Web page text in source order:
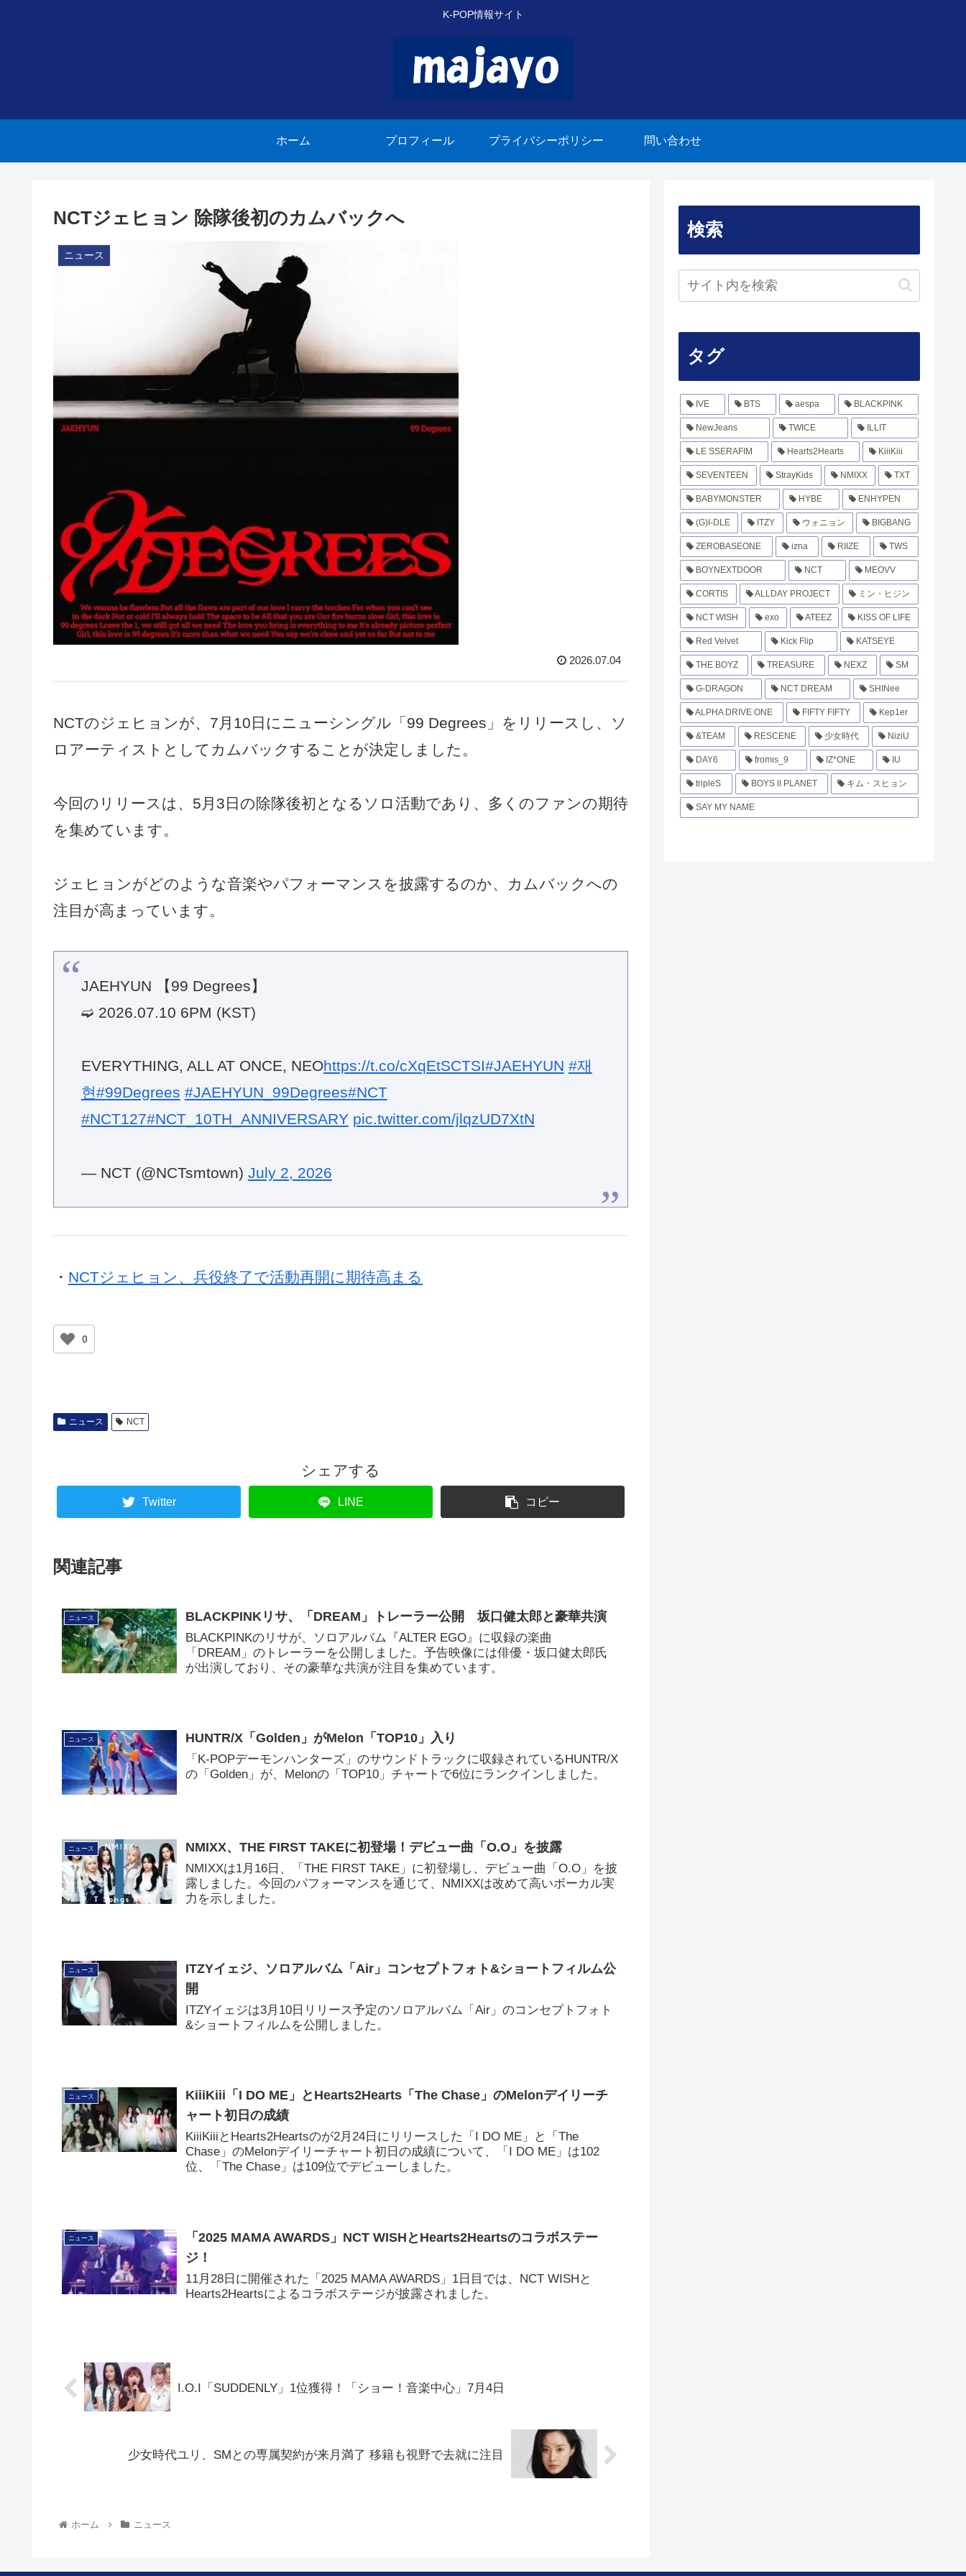
K-POP情報サイト
ホーム プロフィール プライバシーポリシー 問い合わせ
NCTジェヒョン 除隊後初のカムバックへ
ニュース
2026.07.04
NCTのジェヒョンが、7月10日にニューシングル「99 Degrees」をリリースし、ソ
ロアーティストとしてカムバックすることが決定しました。
今回のリリースは、5月3日の除隊後初となるソロ活動であり、多くのファンの期待
を集めています。
ジェヒョンがどのような音楽やパフォーマンスを披露するのか、カムバックへの
注目が高まっています。
JAEHYUN 【99 Degrees】
➫ 2026.07.10 6PM (KST)
EVERYTHING, ALL AT ONCE, NEOhttps://t.co/cXqEtSCTSI#JAEHYUN #재
현#99Degrees #JAEHYUN_99Degrees#NCT
#NCT127#NCT_10TH_ANNIVERSARY pic.twitter.com/jlqzUD7XtN
— NCT (@NCTsmtown) July 2, 2026
・ NCTジェヒョン、兵役終了で活動再開に期待高まる
0
ニュース NCT
シェアする
Twitter LINE コピー
関連記事
ニュース BLACKPINKリサ、「DREAM」トレーラー公開 坂口健太郎と豪華共演
BLACKPINKのリサが、ソロアルバム『ALTER EGO』に収録の楽曲
「DREAM」のトレーラーを公開しました。予告映像には俳優・坂口健太郎氏
が出演しており、その豪華な共演が注目を集めています。
ニュース HUNTR/X「Golden」がMelon「TOP10」入り
「K-POPデーモンハンターズ」のサウンドトラックに収録されているHUNTR/X
の「Golden」が、Melonの「TOP10」チャートで6位にランクインしました。
ニュース NMIXX、THE FIRST TAKEに初登場！デビュー曲「O.O」を披露
NMIXXは1月16日、「THE FIRST TAKE」に初登場し、デビュー曲「O.O」を披
露しました。今回のパフォーマンスを通じて、NMIXXは改めて高いボーカル実
力を示しました。
ニュース
ITZYイェジ、ソロアルバム「Air」コンセプトフォト&ショートフィルム公
開
ITZYイェジは3月10日リリース予定のソロアルバム「Air」のコンセプトフォト
&ショートフィルムを公開しました。
ニュース
KiiiKiii「I DO ME」とHearts2Hearts「The Chase」のMelonデイリーチ
ャート初日の成績
KiiiKiiiとHearts2Heartsのが2月24日にリリースした「I DO ME」と「The
Chase」のMelonデイリーチャート初日の成績について、「I DO ME」は102
位、「The Chase」は109位でデビューしました。
ニュース
「2025 MAMA AWARDS」NCT WISHとHearts2Heartsのコラボステー
ジ！
11月28日に開催された「2025 MAMA AWARDS」1日目では、NCT WISHと
Hearts2Heartsによるコラボステージが披露されました。
I.O.I「SUDDENLY」1位獲得！「ショー！音楽中心」7月4日
少女時代ユリ、SMとの専属契約が来月満了 移籍も視野で去就に注目
ホーム ニュース
検索
タグ
IVE BTS aespa BLACKPINK
NewJeans TWICE ILLIT
LE SSERAFIM Hearts2Hearts KiiiKiii
SEVENTEEN StrayKids NMIXX TXT
BABYMONSTER HYBE ENHYPEN
(G)I-DLE ITZY ウォニョン BIGBANG
ZEROBASEONE izna RIIZE TWS
BOYNEXTDOOR NCT MEOVV
CORTIS ALLDAY PROJECT ミン・ヒジン
NCT WISH exo ATEEZ KISS OF LIFE
Red Velvet Kick Flip KATSEYE
THE BOYZ TREASURE NEXZ SM
G-DRAGON NCT DREAM SHINee
ALPHA DRIVE ONE FIFTY FIFTY Kep1er
&TEAM RESCENE 少女時代 NiziU
DAY6 fromis_9 IZ*ONE IU
tripleS BOYS ll PLANET キム・スヒョン
SAY MY NAME